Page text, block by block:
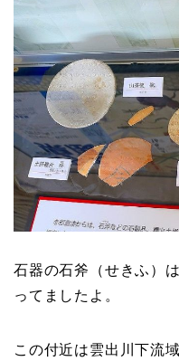
石器の石斧（せきふ）
ってましたよ。
この付近は雲出川下流